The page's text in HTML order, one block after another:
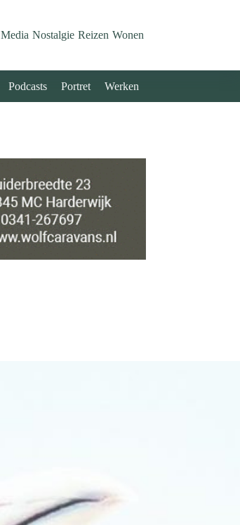
Media Nostalgie Reizen Wonen
Podcasts Portret Werken